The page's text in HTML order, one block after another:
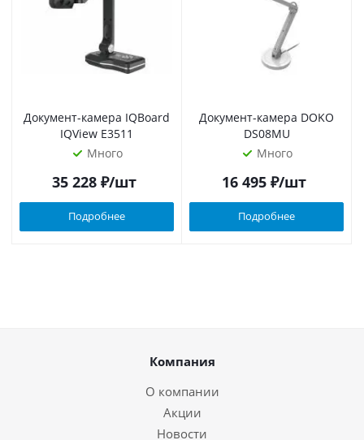
Документ-камера IQBoard
IQView E3511
Много
35 228₽/шт
Подробнее
Документ-камера DOKO
DS08MU
Много
16 495₽/шт
Подробнее
Компания
О компании
Акции
Новости